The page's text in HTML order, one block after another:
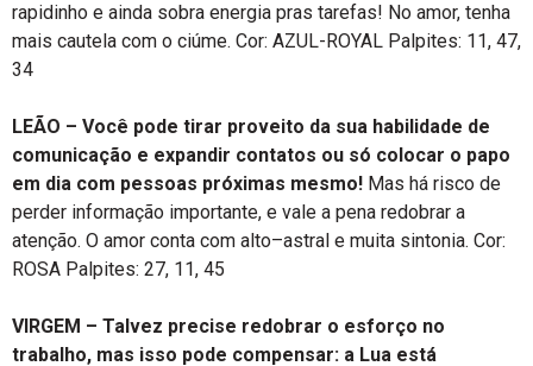
rapidinho e ainda sobra energia pras tarefas! No amor, tenha
mais cautela com o ciúme. Cor: AZUL-ROYAL Palpites: 11, 47,
34
LEÃO – Você pode tirar proveito da sua habilidade de
comunicação e expandir contatos ou só colocar o papo
em dia com pessoas próximas mesmo! Mas há risco de
perder informação importante, e vale a pena redobrar a
atenção. O amor conta com alto–astral e muita sintonia. Cor:
ROSA Palpites: 27, 11, 45
VIRGEM – Talvez precise redobrar o esforço no
trabalho, mas isso pode compensar: a Lua está